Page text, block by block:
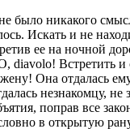
было никакого
Искать и не
ее на ночной
diavolo! Встретить и
Она отдалась
незнакомцу, не
поправ все
в открытую